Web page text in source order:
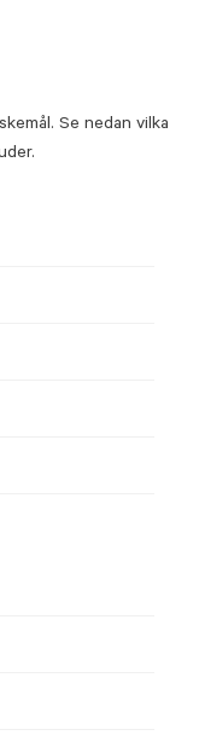
Se nedan vilka